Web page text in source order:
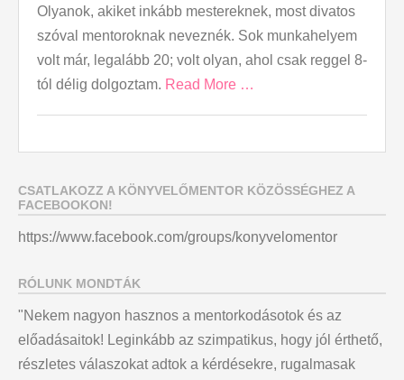
Olyanok, akiket inkább mestereknek, most divatos
szóval mentoroknak neveznék. Sok munkahelyem
volt már, legalább 20; volt olyan, ahol csak reggel 8-
tól délig dolgoztam. Read More …
CSATLAKOZZ A KÖNYVELŐMENTOR KÖZÖSSÉGHEZ A
FACEBOOKON!
https://www.facebook.com/groups/konyvelomentor
RÓLUNK MONDTÁK
"Nekem nagyon hasznos a mentorkodásotok és az
előadásaitok! Leginkább az szimpatikus, hogy jól érthető,
részletes válaszokat adtok a kérdésekre, rugalmasak